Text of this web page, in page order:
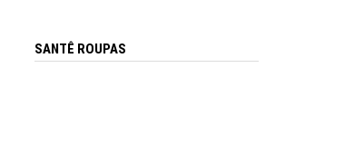
SANTÊ ROUPAS